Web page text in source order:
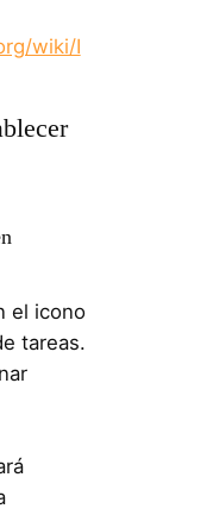
wiki/I
el icono
tareas.